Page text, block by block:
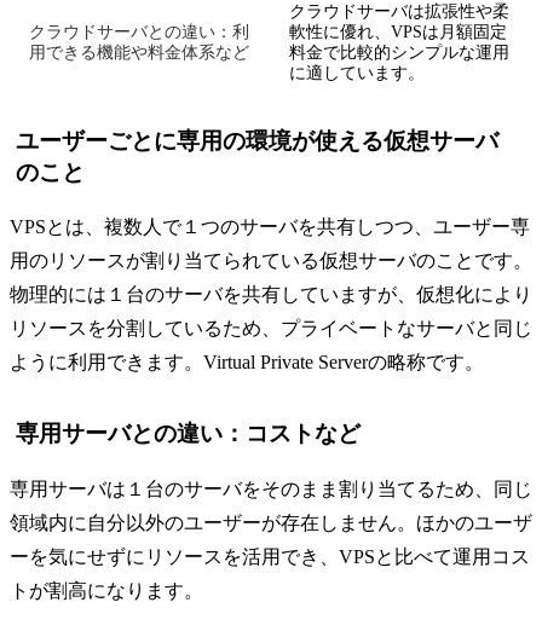
クラウドサーバとの違い：利
用できる機能や料金体系など
クラウドサーバは拡張性や柔
軟性に優れ、VPSは月額固定
料金で比較的シンプルな運用
に適しています。
ユーザーごとに専用の環境が使える仮想サーバ
のこと
VPSとは、複数人で１つのサーバを共有しつつ、ユーザー専
用のリソースが割り当てられている仮想サーバのことです。
物理的には１台のサーバを共有していますが、仮想化により
リソースを分割しているため、プライベートなサーバと同じ
ように利用できます。Virtual Private Serverの略称です。
専用サーバとの違い：コストなど
専用サーバは１台のサーバをそのまま割り当てるため、同じ
領域内に自分以外のユーザーが存在しません。ほかのユーザ
ーを気にせずにリソースを活用でき、VPSと比べて運用コス
トが割高になります。